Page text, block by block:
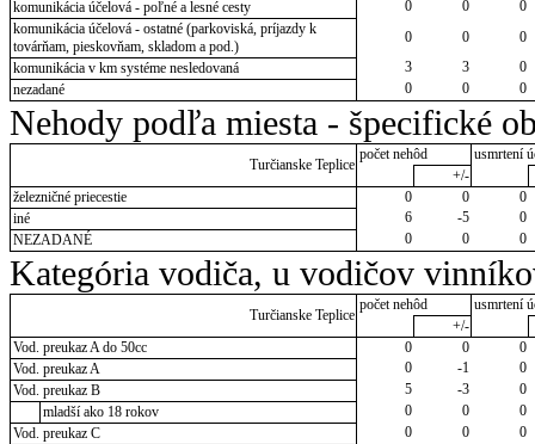
komunikácia účelová - poľné a lesné cesty
0 0
0
komunikácia účelová - ostatné (parkoviská, príjazdy k
továrňam, pieskovňam, skladom a pod.)
0 0
0
komunikácia v km systéme nesledovaná
3 3
0
nezadané
0 0 0
Nehody podľa miesta - špecifické
Turčianske Teplice
počet nehôd
usmrtení
+/-
železničné priecestie
0 0
0
iné
6 -5
0
NEZADANÉ
0 0 0
Kategória vodiča, u vodičov
Turčianske Teplice
počet nehôd
usmrtení
+/-
Vod. preukaz A do 50cc
0 0
0
Vod. preukaz A
0 -1
0
Vod. preukaz B
5 -3
0
mladší ako 18 rokov
0 0
0
Vod. preukaz C
0 0
0